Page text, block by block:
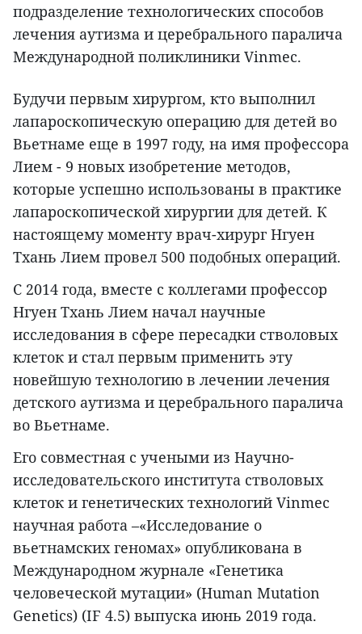
подразделение технологических способов
лечения аутизма и церебрального паралича
Международной поликлиники Vinmec.
Будучи первым хирургом, кто выполнил
лапароскопическую операцию для детей во
Вьетнаме еще в 1997 году, на имя профессора
Лием - 9 новых изобретение методов,
которые успешно использованы в практике
лапароскопической хирургии для детей. К
настоящему моменту врач-хирург Нгуен
Тхань Лием провел 500 подобных операций.
С 2014 года, вместе с коллегами профессор
Нгуен Тхань Лием начал научные
исследования в сфере пересадки стволовых
клеток и стал первым применить эту
новейшую технологию в лечении лечения
детского аутизма и церебрального паралича
во Вьетнаме.
Его совместная с учеными из Научно-
исследовательского института стволовых
клеток и генетических технологий Vinmec
научная работа –«Исследование о
вьетнамских геномах» опубликована в
Международном журнале «Генетика
человеческой мутации» (Human Mutation
Genetics) (IF 4.5) выпуска июнь 2019 года.